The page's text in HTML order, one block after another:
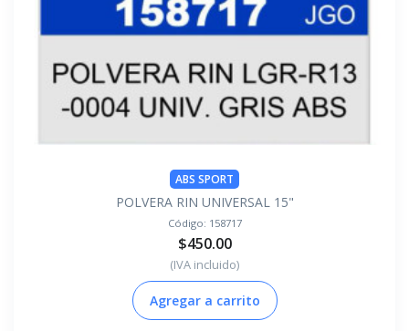
ABS SPORT
POLVERA RIN UNIVERSAL 15"
Código: 158717
$450.00
(IVA incluido)
Agregar a carrito